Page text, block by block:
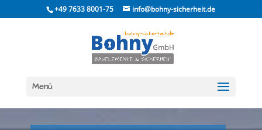
to
+49 7633 8001-75 info@bohny-sicherheit.de
Menü